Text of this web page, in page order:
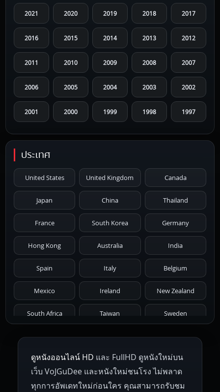
2021 2020 2019 2018 2017
2016 2015 2014 2013 2012
2011 2010 2009 2008 2007
2006 2005 2004 2003 2002
2001 2000 1999 1998 1997
1996 1995 1994 1993 1992
1986 1985 1984 1983 1982
1981 1980 1979 1978 1977
1976 1975 1974 1973 1972
1971 1970 1969 1968 1967
1966 1965 1964 1963 1962
1959 1955
1945 1942 1941 1940 1939
1938 1937 1930 1928 1916
ประเทศ
United States United Kingdom Canada
Japan China Thailand
France South Korea Germany
Hong Kong Australia India
Spain Italy Belgium
Mexico Ireland New Zealand
South Africa Taiwan Sweden
Netherlands Russia Poland
Hungary Denmark Bulgaria
Czech Republic Brazil Turkey
ดูหนังออนไลน์ HD และ FullHD ดูหนังใหม่บน
เว็บ VoJGuDee และหนังใหม่ชนโรง ไม่พลาด
ทุกการอัพเดทใหม่ก่อนใคร คุณสามารถรับชม